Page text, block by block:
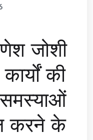
जोशी
की
करने के